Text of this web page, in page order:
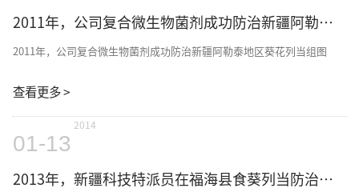
2011年，公司复合微生物菌剂成功防治新疆阿勒泰地区葵花列当组图
2011年，公司复合微生物菌剂成功防治新疆阿勒泰地区葵花列当组图
查看更多 >
2014
01-13
2013年，新疆科技特派员在福海县食葵列当防治成功